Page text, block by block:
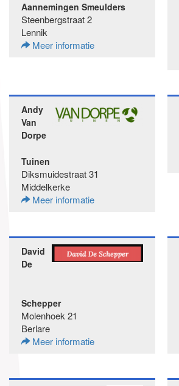
Aannemingen Smeulders
Steenbergstraat 2
Lennik
Meer informatie
Andy
Van
Dorpe
Tuinen
Diksmuidestraat 31
Middelkerke
Meer informatie
David
De
Schepper
Molenhoek 21
Berlare
Meer informatie